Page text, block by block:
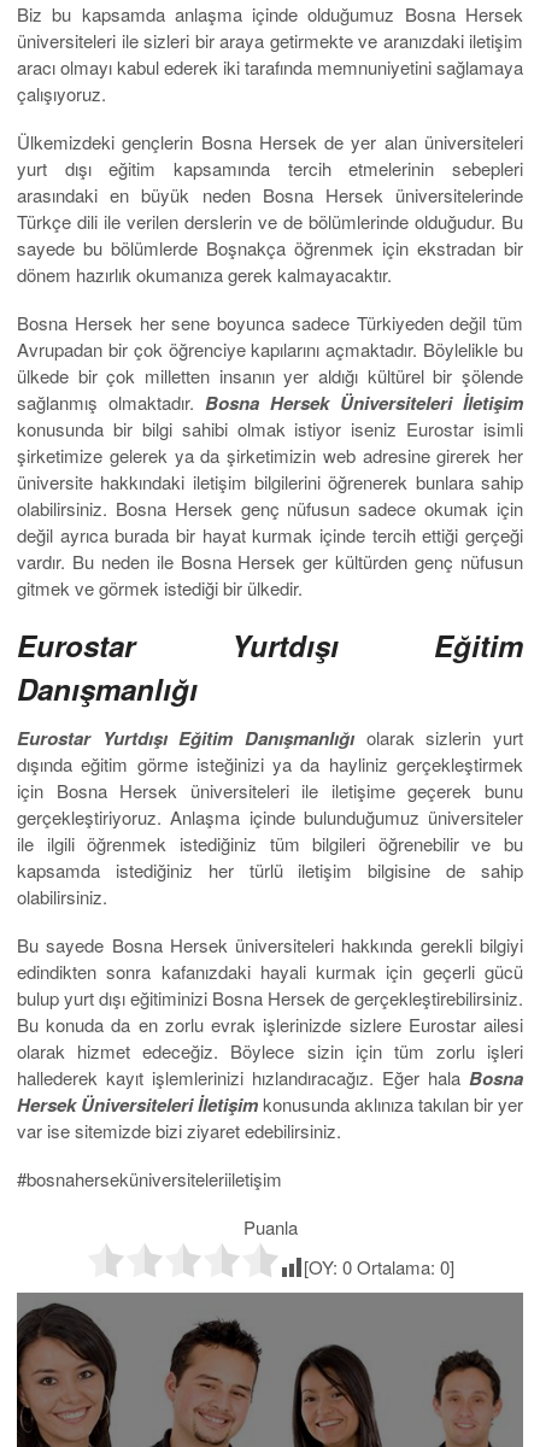
Biz bu kapsamda anlaşma içinde olduğumuz Bosna Hersek
üniversiteleri ile sizleri bir araya getirmekte ve aranızdaki iletişim
aracı olmayı kabul ederek iki tarafında memnuniyetini sağlamaya
çalışıyoruz.
Ülkemizdeki gençlerin Bosna Hersek de yer alan üniversiteleri
yurt dışı eğitim kapsamında tercih etmelerinin sebepleri
arasındaki en büyük neden Bosna Hersek üniversitelerinde
Türkçe dili ile verilen derslerin ve de bölümlerinde olduğudur. Bu
sayede bu bölümlerde Boşnakça öğrenmek için ekstradan bir
dönem hazırlık okumanıza gerek kalmayacaktır.
Bosna Hersek her sene boyunca sadece Türkiyeden değil tüm
Avrupadan bir çok öğrenciye kapılarını açmaktadır. Böylelikle bu
ülkede bir çok milletten insanın yer aldığı kültürel bir şölende
sağlanmış olmaktadır. Bosna Hersek Üniversiteleri İletişim
konusunda bir bilgi sahibi olmak istiyor iseniz Eurostar isimli
şirketimize gelerek ya da şirketimizin web adresine girerek her
üniversite hakkındaki iletişim bilgilerini öğrenerek bunlara sahip
olabilirsiniz. Bosna Hersek genç nüfusun sadece okumak için
değil ayrıca burada bir hayat kurmak içinde tercih ettiği gerçeği
vardır. Bu neden ile Bosna Hersek ger kültürden genç nüfusun
gitmek ve görmek istediği bir ülkedir.
Eurostar Yurtdışı Eğitim
Danışmanlığı
Eurostar Yurtdışı Eğitim Danışmanlığı olarak sizlerin yurt
dışında eğitim görme isteğinizi ya da hayliniz gerçekleştirmek
için Bosna Hersek üniversiteleri ile iletişime geçerek bunu
gerçekleştiriyoruz. Anlaşma içinde bulunduğumuz üniversiteler
ile ilgili öğrenmek istediğiniz tüm bilgileri öğrenebilir ve bu
kapsamda istediğiniz her türlü iletişim bilgisine de sahip
olabilirsiniz.
Bu sayede Bosna Hersek üniversiteleri hakkında gerekli bilgiyi
edindikten sonra kafanızdaki hayali kurmak için geçerli gücü
bulup yurt dışı eğitiminizi Bosna Hersek de gerçekleştirebilirsiniz.
Bu konuda da en zorlu evrak işlerinizde sizlere Eurostar ailesi
olarak hizmet edeceğiz. Böylece sizin için tüm zorlu işleri
hallederek kayıt işlemlerinizi hızlandıracağız. Eğer hala Bosna
Hersek Üniversiteleri İletişimkonusunda aklınıza takılan bir yer
var ise sitemizde bizi ziyaret edebilirsiniz.
#bosnaherseküniversiteleriiletişim
Puanla
[OY: 0Ortalama: 0]